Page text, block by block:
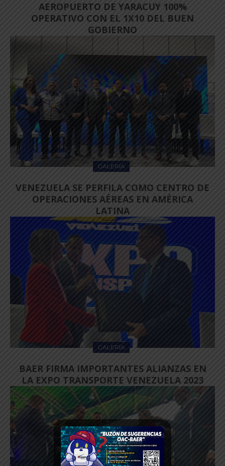
AEROPUERTO DE YARACUY 100%
OPERATIVO CON EL 1X10 DEL BUEN
GOBIERNO
GALERÍA
VENEZUELA SE PERFILA COMO CENTRO DE
OPERACIONES AÉREAS EN AMÉRICA
LATINA
GALERÍA
BAER FIRMA IMPORTANTES ALIANZAS EN
LA EXPO TRANSPORTE VENEZUELA 2023